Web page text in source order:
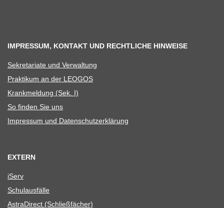
IMPRESSUM, KONTAKT UND RECHTLICHE HINWEISE
Sekre­ta­riate und Verwaltung
Prak­ti­kum an der LEOGOS
Krank­mel­dung (Sek. I)
So fin­den Sie uns
Impres­sum und Datenschutzerklärung
EXTERN
iServ
Schul­aus­fälle
Astra­Di­rect (Schließ­fä­cher)